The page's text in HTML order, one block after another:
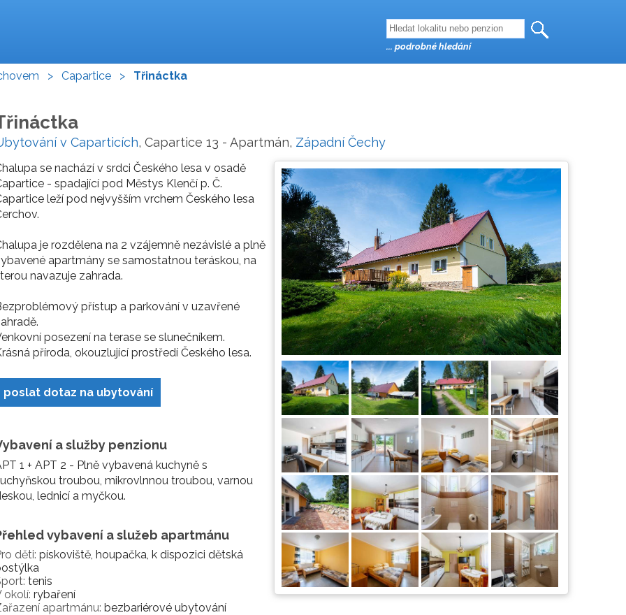
> Capartice > Třináctka
v Caparticích, Capartice 13 - Apartmán, Západní Čechy
se nachází v srdci Českého lesa v osadě
- spadající pod Městys Klenčí p. Č.
leží pod nejvyšším vrchem Českého lesa
je rozdělena na 2 vzájemně nezávislé a plně
apartmány se samostatnou teráskou, na
navazuje zahrada.
přístup a parkování v uzavřené
posezení na terase se slunečníkem.
příroda, okouzlující prostředí Českého lesa.
poslat dotaz na ubytování
a služby penzionu
1 + APT 2 - Plně vybavená kuchyně s
troubou, mikrovlnnou troubou, varnou
lednicí a myčkou.
vybavení a služeb apartmánu
děti: pískoviště, houpačka, k dispozici dětská
tenis
okolí: rybaření
apartmánu: bezbariérové ubytování
... podrobné hledání